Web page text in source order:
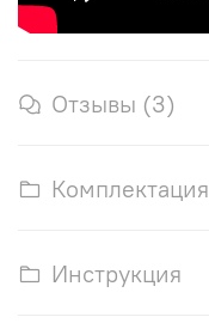
Отзывы (3)
Комплектация
Инструкция